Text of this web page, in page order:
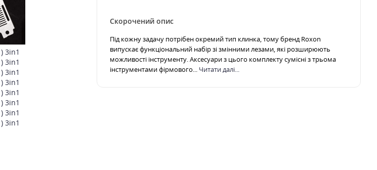
Скорочений опис
Під кожну задачу потрібен окремий тип клинка, тому бренд Roxon
випускає функціональний набір зі змінними лезами, які розширюють
можливості інструменту. Аксесуари з цього комплекту сумісні з трьома
інструментами фірмового... Читати далі...